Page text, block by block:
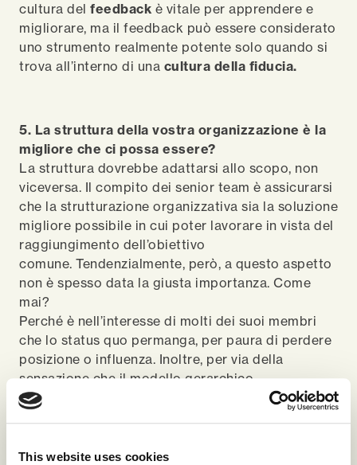
This website uses cookies
cultura del feedback è vitale per apprendere e
migliorare, ma il feedback può essere considerato
uno strumento realmente potente solo quando si
trova all’interno di una cultura della fiducia.
5. La struttura della vostra organizzazione è la
migliore che ci possa essere?
La struttura dovrebbe adattarsi allo scopo, non
viceversa. Il compito dei senior team è assicurarsi
che la strutturazione organizzativa sia la soluzione
migliore possibile in cui poter lavorare in vista del
raggiungimento dell’obiettivo
comune. Tendenzialmente, però, a questo aspetto
non è spesso data la giusta importanza. Come
mai?
Perché è nell’interesse di molti dei suoi membri
che lo status quo permanga, per paura di perdere
posizione o influenza. Inoltre, per via della
sensazione che il modello gerarchico
standardizzato sia l’unica struttura organizzativa
Laqualità del sistemain cui le persone operano,